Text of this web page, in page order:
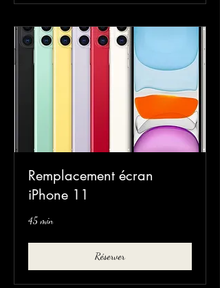
Remplacement écran
iPhone 11
45 min
Réserver